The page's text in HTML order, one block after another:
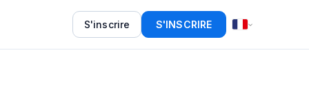
S'inscrire S'INSCRIRE